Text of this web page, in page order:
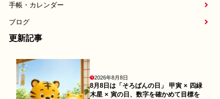
手帳・カレンダー
ブログ
更新記事
2026年8月8日
8月8日は「そろばんの日」 甲寅 × 四緑
木星 × 寅の日、数字を確かめて目標を